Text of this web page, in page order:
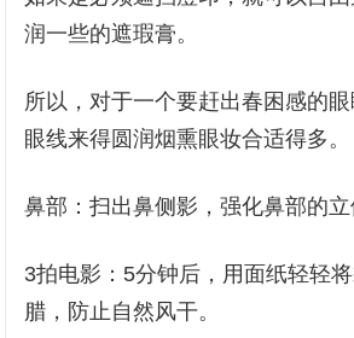
润一些的遮瑕膏。
所以，对于一个要赶出春困感的
眼线来得圆润烟熏眼妆合适得多。
鼻部：扫出鼻侧影，强化鼻部的立
3拍电影：5分钟后，用面纸轻轻
腊，防止自然风干。